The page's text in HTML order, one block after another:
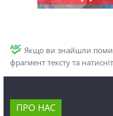
Якщо ви знайшли
фрагмент тексту та
ПРО НАС